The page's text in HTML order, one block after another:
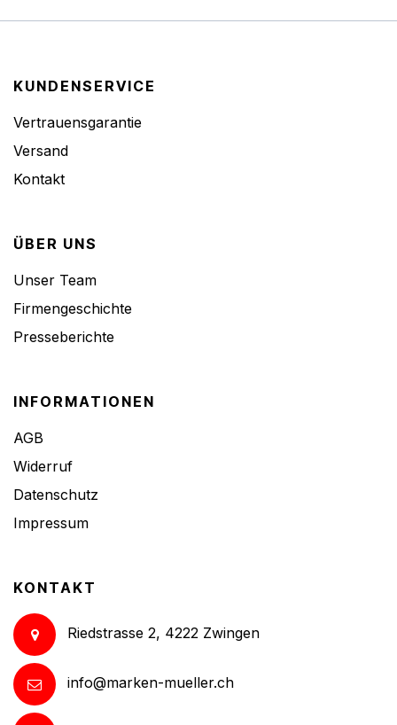
KUNDENSERVICE
Vertrauensgarantie
Versand
Kontakt
ÜBER UNS
Unser Team
Firmengeschichte
Presseberichte
INFORMATIONEN
AGB
Widerruf
Datenschutz
Impressum
KONTAKT
Riedstrasse 2, 4222 Zwingen
info@marken-mueller.ch